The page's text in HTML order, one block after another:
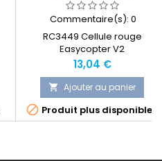
Commentaire(s): 0
RC3449 Cellule rouge
Easycopter V2
Prix
13,04 €
 Ajouter au panier
 Produit plus disponible